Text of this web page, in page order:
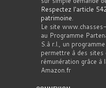
Respectez l'article
patrimoine.
Le site
au Programme
S.à r.l., un
permettre à des sites
rémunération grâce à
Amazon.fr